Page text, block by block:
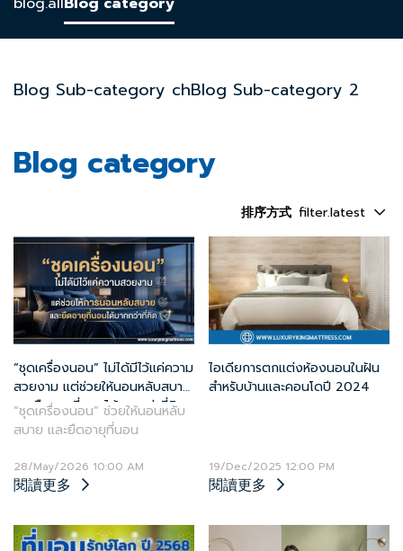
Blog Sub-category chBlog Sub-category 2
Blog category
排序方式 filter.latest
“ชุดเครื่องนอน” ไม่ได้มีไว้แค่ความ
สวยงาม แต่ช่วยให้นอนหลับสบาย
และยืดอายุที่นอนได้มากกว่าที่คิด
“ชุดเครื่องนอน” ช่วยให้นอนหลับ
สบาย และยืดอายุที่นอน
28/May/2026 10:00 AM
閱讀更多
ไอเดียการตกแต่งห้องนอนในฝัน
สำหรับบ้านและคอนโดปี 2024
19/Dec/2025 12:00 PM
閱讀更多